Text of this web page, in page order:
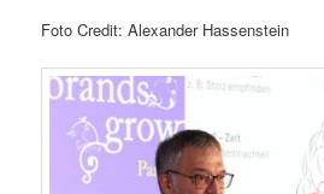
Foto Credit: Alexander Hassenstein